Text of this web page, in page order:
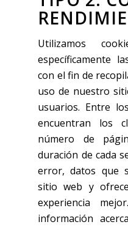
Utilizamos
específicamente
con el fin de
uso de nuestro
usuarios. Entre
encuentran los
número de
duración de cada
error, datos que
sitio web y
experiencia
información